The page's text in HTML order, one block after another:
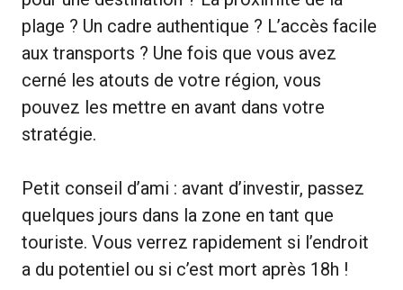
plage ? Un cadre authentique ? L’accès facile
aux transports ? Une fois que vous avez
cerné les atouts de votre région, vous
pouvez les mettre en avant dans votre
stratégie.
Petit conseil d’ami : avant d’investir, passez
quelques jours dans la zone en tant que
touriste. Vous verrez rapidement si l’endroit
a du potentiel ou si c’est mort après 18h !